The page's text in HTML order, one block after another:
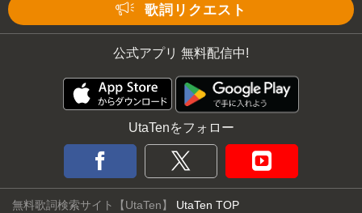
歌詞リクエスト
公式アプリ 無料配信中!
UtaTenをフォロー
無料歌詞検索サイト【UtaTen】 UtaTen TOP